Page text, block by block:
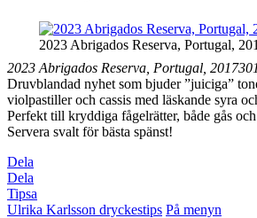
2023 Abrigados Reserva, Portugal,
2023 Abrigados Reserva, Portugal,
Druvblandad nyhet som bjuder ”juiciga”
violpastiller och cassis med läskande syra
Perfekt till kryddiga fågelrätter, både gås
Servera svalt för bästa spänst!
Dela
Dela
Tipsa
Ulrika Karlsson dryckestips På menyn